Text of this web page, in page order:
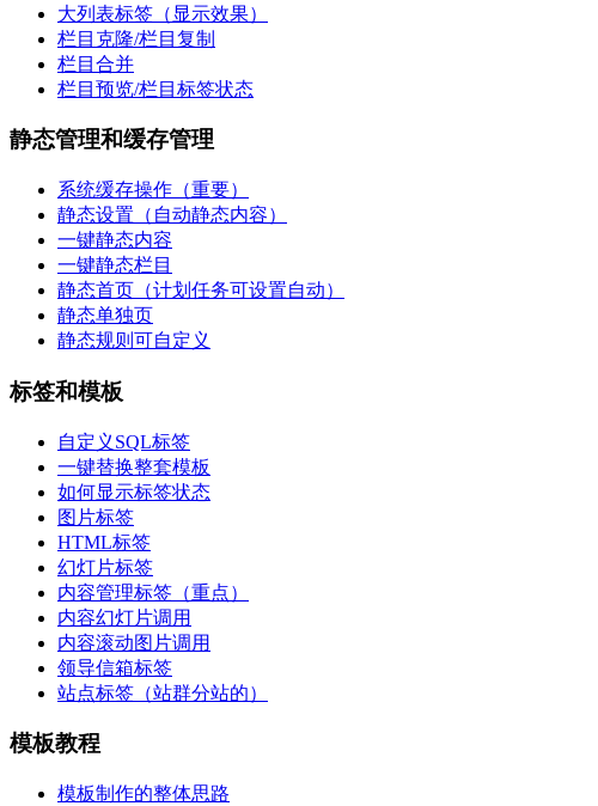
大列表标签（显示效果）
栏目克隆/栏目复制
栏目合并
栏目预览/栏目标签状态
静态管理和缓存管理
系统缓存操作（重要）
静态设置（自动静态内容）
一键静态内容
一键静态栏目
静态首页（计划任务可设置自动）
静态单独页
静态规则可自定义
标签和模板
自定义SQL标签
一键替换整套模板
如何显示标签状态
图片标签
HTML标签
幻灯片标签
内容管理标签（重点）
内容幻灯片调用
内容滚动图片调用
领导信箱标签
站点标签（站群分站的）
模板教程
模板制作的整体思路